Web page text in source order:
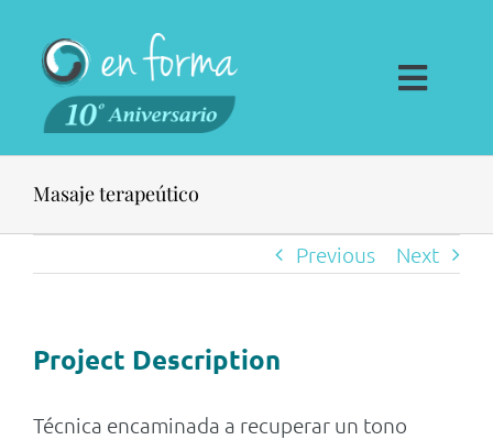
contenido
Empresas
Masaje terapeútico
Previous Next
Project Description
Técnica encaminada a recuperar un tono